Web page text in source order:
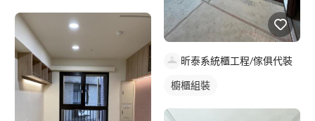
昕泰系統櫃工程/傢俱代裝
櫥櫃組裝